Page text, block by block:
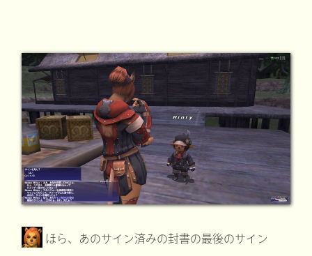
ほら、あのサイン済みの封書の最後のサイン